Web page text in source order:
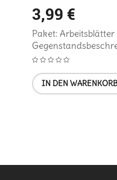
3,99 €
Paket: Arbeitsblätter
IN DEN